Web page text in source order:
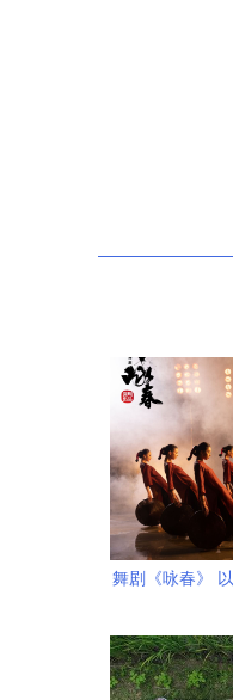
舞剧《咏春》